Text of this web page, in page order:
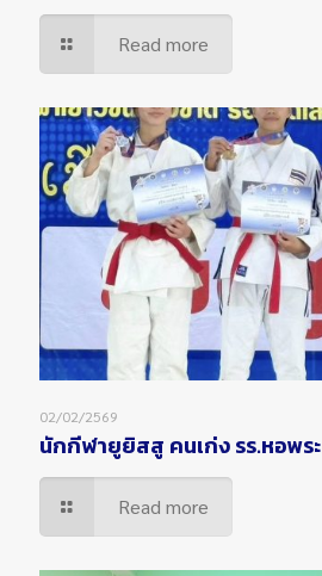
Read more
02/02/2569
นักกีฬายูยิสสู คนเก่ง รร.หอพระ
Read more